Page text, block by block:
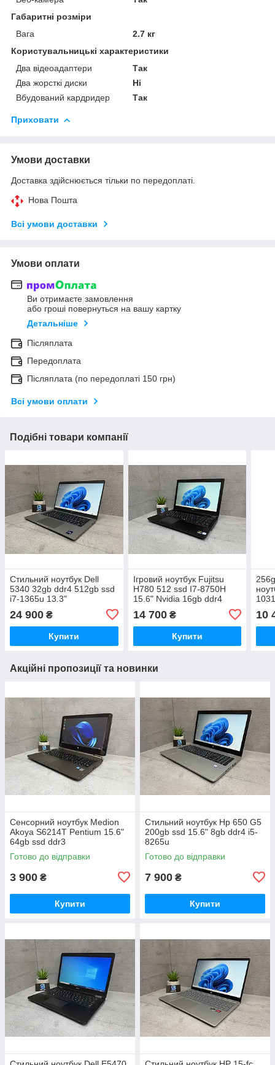
Габаритні розміри
Вага
2.7 кг
Користувальницькі характеристики
Два відеоадаптери
Так
Два жорсткі диски
Ні
Вбудований кардридер
Так
Приховати
Умови доставки
Доставка здійснюється тільки по передоплаті.
Нова Пошта
Всі умови доставки
Умови оплати
Ви отримаєте замовлення
або гроші повернуться на вашу картку
Детальніше
Післяплата
Передоплата
Післяплата (по передоплаті 150 грн)
Всі умови оплати
Подібні товари компанії
Стильний ноутбук Dell
5340 32gb ddr4 512gb ssd
i7-1365u 13.3"
24 900 ₴
Купити
Ігровий ноутбук Fujitsu
H780 512 ssd I7-8750H
15.6" Nvidia 16gb ddr4
14 700₴
Купити
10
Акційні пропозиції та новинки
Сенсорний ноутбук Medion
Akoya S6214T Pentium 15.6"
64gb ssd ddr3
Готово до відправки
3 900 ₴
Купити
Стильний ноутбук Hp 650 G5
200gb ssd 15.6" 8gb ddr4 i5-
8265u
Готово до відправки
7 900 ₴
Купити